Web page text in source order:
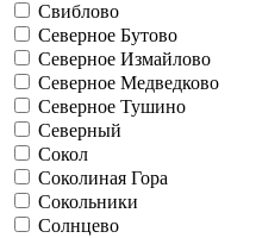
Свиблово
Северное Бутово
Северное Измайлово
Северное Медведково
Северное Тушино
Северный
Сокол
Соколиная Гора
Сокольники
Солнцево